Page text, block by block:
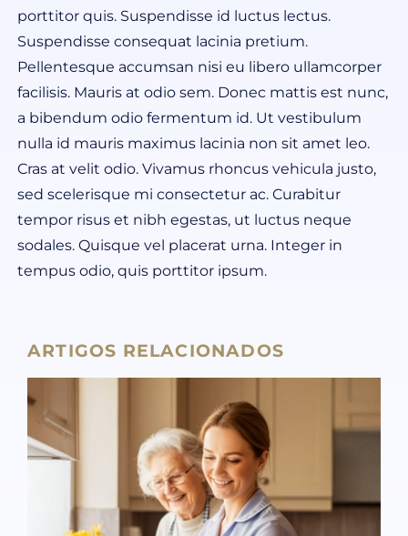
porttitor quis. Suspendisse id luctus lectus.
Suspendisse consequat lacinia pretium.
Pellentesque accumsan nisi eu libero ullamcorper
facilisis. Mauris at odio sem. Donec mattis est nunc,
a bibendum odio fermentum id. Ut vestibulum
nulla id mauris maximus lacinia non sit amet leo.
Cras at velit odio. Vivamus rhoncus vehicula justo,
sed scelerisque mi consectetur ac. Curabitur
tempor risus et nibh egestas, ut luctus neque
sodales. Quisque vel placerat urna. Integer in
tempus odio, quis porttitor ipsum.
ARTIGOS RELACIONADOS